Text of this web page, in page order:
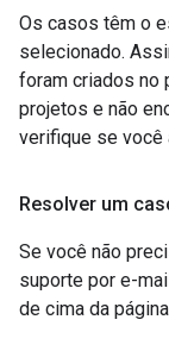
Os casos têm o
selecionado.
foram criados no
projetos e não
verifique se você
Resolver um
Se você não
suporte por e-
de cima da